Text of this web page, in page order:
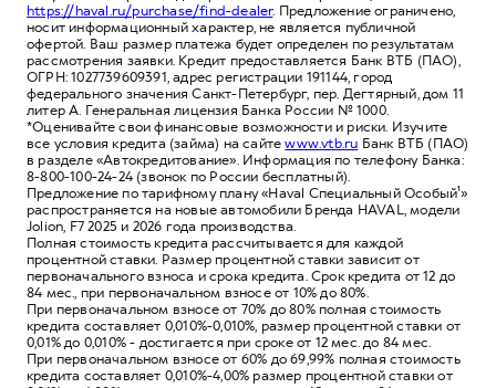
https://haval.ru/purchase/find-dealer. Предложение ограничено,
носит информационный характер, не является публичной
офертой. Ваш размер платежа будет определен по результатам
рассмотрения заявки. Кредит предоставляется Банк ВТБ (ПАО),
ОГРН: 1027739609391, адрес регистрации 191144, город
федерального значения Санкт-Петербург, пер. Дегтярный, дом 11
литер А. Генеральная лицензия Банка России № 1000.
*Оценивайте свои финансовые возможности и риски. Изучите
все условия кредита (займа) на сайтеwww.vtb.ru Банк ВТБ (ПАО)
в разделе «Автокредитование». Информация по телефону Банка:
8-800-100-24-24 (звонок по России бесплатный).
Предложение по тарифному плану «Haval Специальный Особый¹»
распространяется на новые автомобили Бренда HAVAL, модели
Jolion, F7 2025 и 2026 года производства.
Полная стоимость кредита рассчитывается для каждой
процентной ставки. Размер процентной ставки зависит от
первоначального взноса и срока кредита. Срок кредита от 12 до
84 мес., при первоначальном взносе от 10% до 80%.
При первоначальном взносе от 70% до 80% полная стоимость
кредита составляет 0,010%-0,010%, размер процентной ставки от
0,01% до 0,010% - достигается при сроке от 12 мес. до 84 мес.
При первоначальном взносе от 60% до 69,99% полная стоимость
кредита составляет 0,010%-4,00% размер процентной ставки от